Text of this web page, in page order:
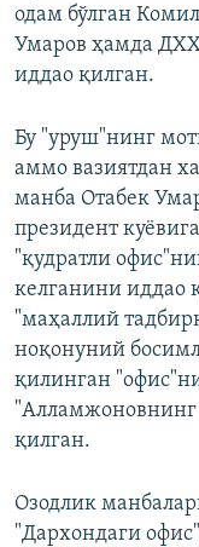
одам бўлган
Умаров ҳамда
иддао қилган.
Бу "уруш"нинг
аммо вазиятдан
манба Отабек
президент
"қудратли
келганини иддао
"маҳаллий
ноқонуний
қилинган
қилган.
Озодлик
"Дархондаги